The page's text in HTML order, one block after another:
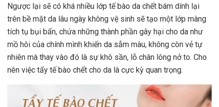
Ngược lại sẽ có khá nhiều lớp tế bào da chết bám dính lại
trên bề mặt da lâu ngày không vệ sinh sẽ tạo một lớp màng
tích tụ bụi bẩn, chứa những thành phần gây hại cho da như
mồ hôi của chính mình khiến da sẫm màu, không còn vẻ tự
nhiên mà thay vào đó là sự khô sần, lỗ chân lông nở to. Cho
nên việc tẩy tế bào chết cho da là cực kỳ quan trọng.